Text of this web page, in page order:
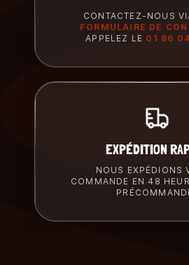
CONTACTEZ-NOUS
FORMULAIRE DE
APPELEZ LE 01 86
EXPÉDITION
NOUS EXPÉDIONS
COMMANDE EN 48